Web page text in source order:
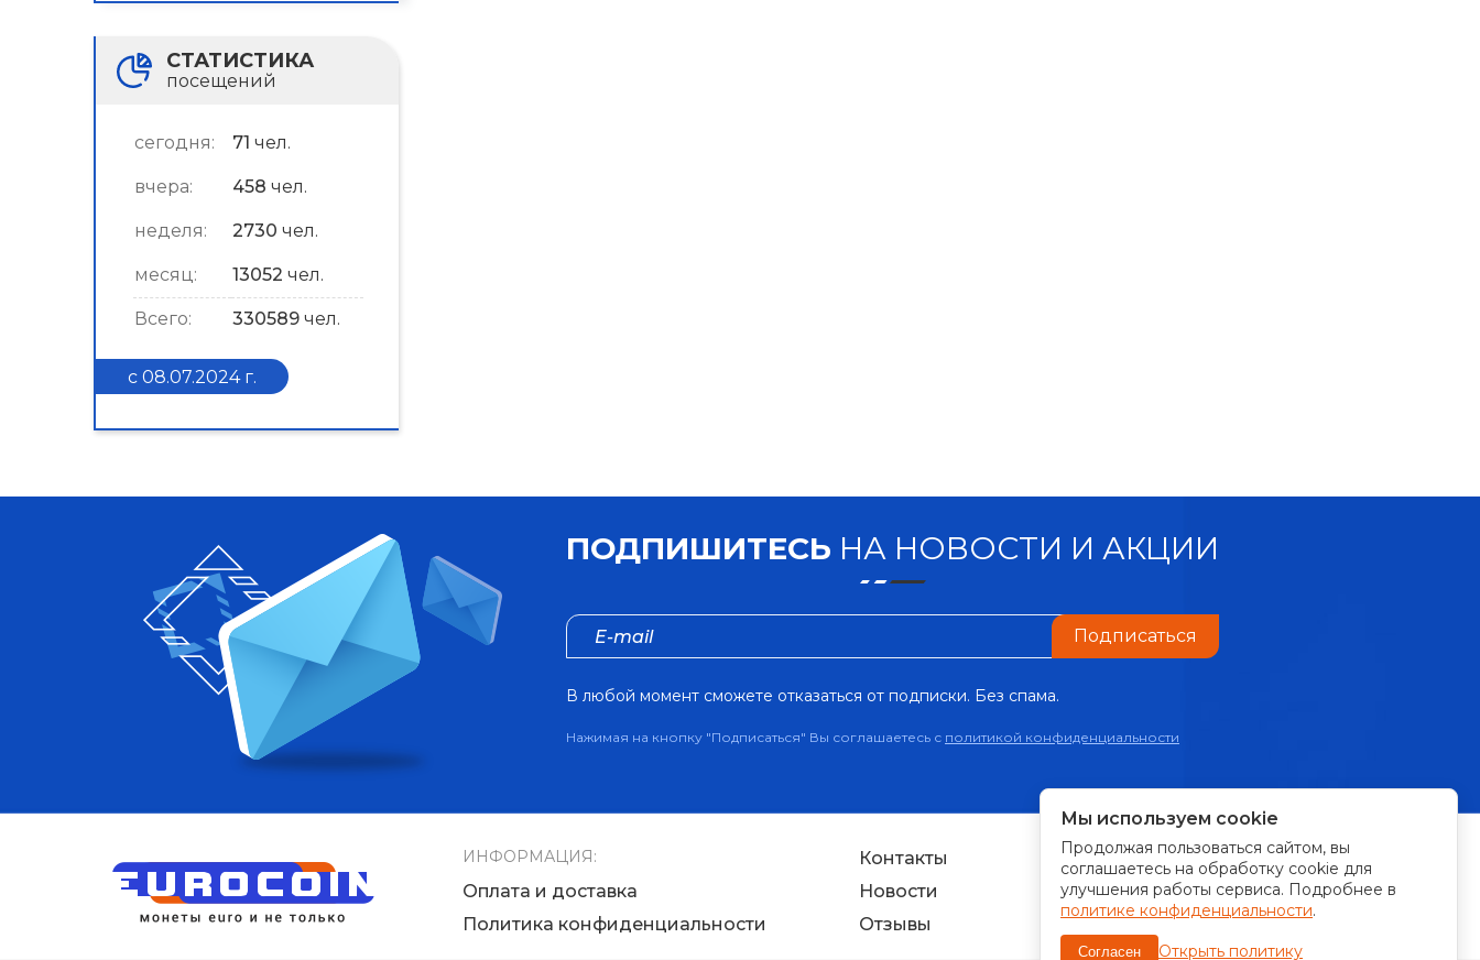
СТАТИСТИКА
посещений
сегодня: 71 чел.
вчера: 458 чел.
неделя: 2730 чел.
месяц: 13052 чел.
Всего: 330589 чел.
с 08.07.2024 г.
ПОДПИШИТЕСЬ НА НОВОСТИ И АКЦИИ
Подписаться
В любой момент сможете отказаться от подписки. Без спама.
Нажимая на кнопку "Подписаться" Вы соглашаетесь с политикой конфиденциальности
ИНФОРМАЦИЯ:
Контакты
Оплата и доставка
Новости
Политика конфиденциальности
Отзывы
ПРИНИМАЕМ К ОПЛАТЕ:
Мы используем cookie
Продолжая пользоваться сайтом, вы
соглашаетесь на обработку cookie для
улучшения работы сервиса. Подробнее в
политике конфиденциальности.
Согласен Открыть политику